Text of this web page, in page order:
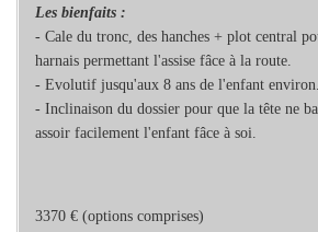
Les bienfaits :
- Cale du tronc, des hanches + plot central
harnais permettant l'assise fâce à la route.
- Evolutif jusqu'aux 8 ans de l'enfant environ.
- Inclinaison du dossier pour que la tête ne
assoir facilement l'enfant fâce à soi.
3370 € (options comprises)